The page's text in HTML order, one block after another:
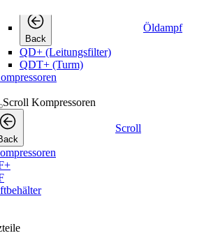
Back
Öldampf
QD+ (Leitungsfilter)
QDT+ (Turm)
Scroll Kompressoren
Scroll